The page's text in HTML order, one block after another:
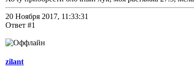
20 Ноября 2017, 11:33:31
Ответ #1
zilant